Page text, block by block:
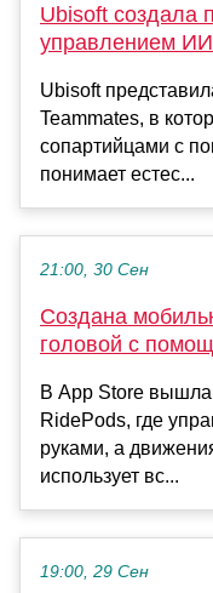
Ubisoft создала
управлением
Ubisoft
Teammates, в
сопартийцами с
понимает естес...
21:00, 30 Сен
Создана
головой с
В App Store
RidePods, где
руками, а
использует вс...
19:00, 29 Сен